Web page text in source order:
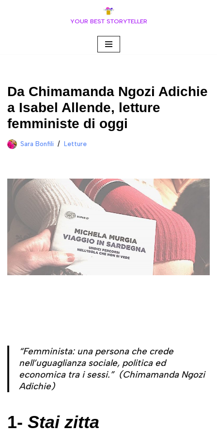
YOUR BEST STORYTELLER
Da Chimamanda Ngozi Adichie
a Isabel Allende, letture
femministe di oggi
Sara Bonfili Letture
“Femminista: una persona che crede
nell’uguaglianza sociale, politica ed
economica tra i sessi.” (Chimamanda Ngozi
Adichie)
1- Stai zitta